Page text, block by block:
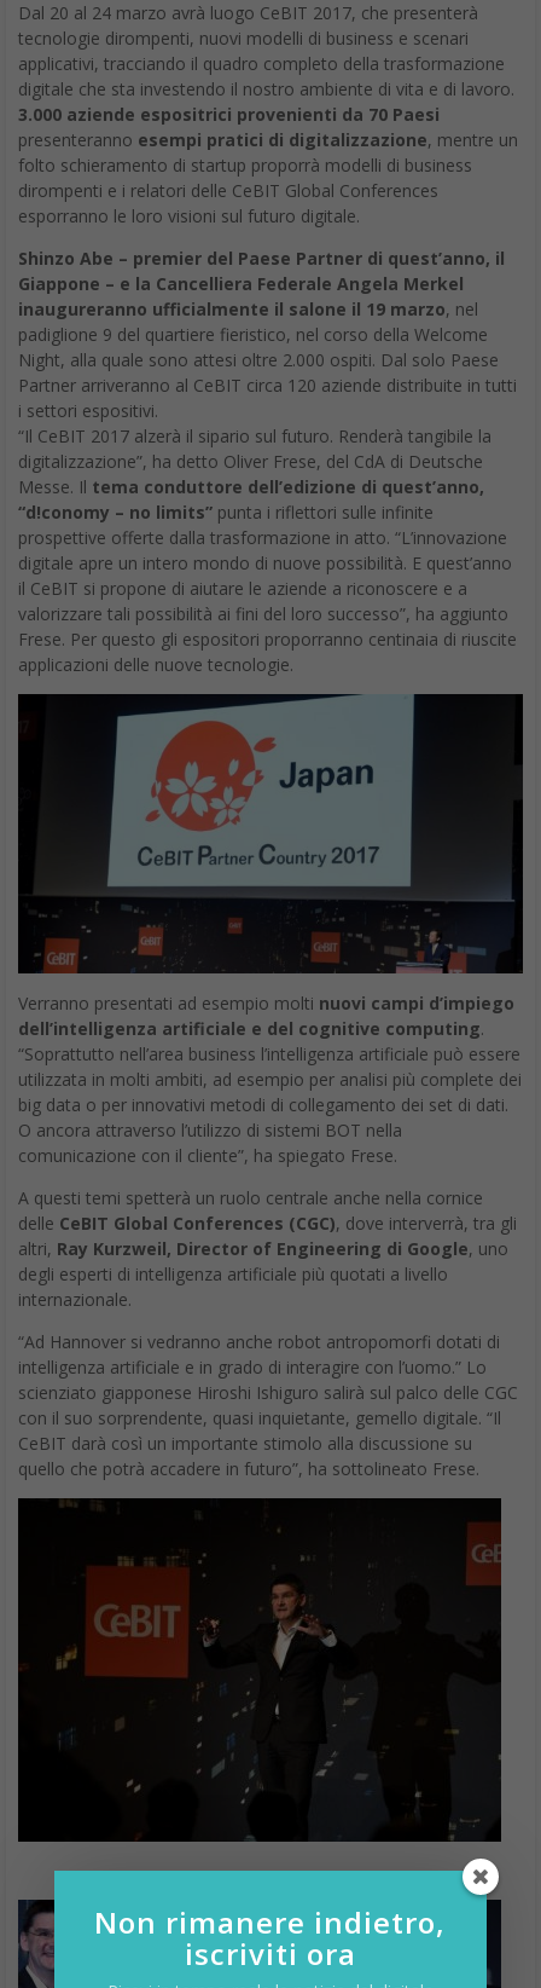
Dal 20 al 24 marzo avrà luogo CeBIT 2017, che presenterà
tecnologie dirompenti, nuovi modelli di business e scenari
applicativi, tracciando il quadro completo della trasformazione
digitale che sta investendo il nostro ambiente di vita e di lavoro.
3.000 aziende espositrici provenienti da 70 Paesi
presenteranno esempi pratici di digitalizzazione, mentre un
folto schieramento di startup proporrà modelli di business
dirompenti e i relatori delle CeBIT Global Conferences
esporranno le loro visioni sul futuro digitale.
Shinzo Abe – premier del Paese Partner di quest’anno, il
Giappone – e la Cancelliera Federale Angela Merkel
inaugureranno ufficialmente il salone il 19 marzo, nel
padiglione 9 del quartiere fieristico, nel corso della Welcome
Night, alla quale sono attesi oltre 2.000 ospiti. Dal solo Paese
Partner arriveranno al CeBIT circa 120 aziende distribuite in tutti
i settori espositivi.
“Il CeBIT 2017 alzerà il sipario sul futuro. Renderà tangibile la
digitalizzazione”, ha detto Oliver Frese, del CdA di Deutsche
Messe. Il tema conduttore dell’edizione di quest’anno,
“d!conomy – no limits” punta i riflettori sulle infinite
prospettive offerte dalla trasformazione in atto. “L’innovazione
digitale apre un intero mondo di nuove possibilità. E quest’anno
il CeBIT si propone di aiutare le aziende a riconoscere e a
valorizzare tali possibilità ai fini del loro successo”, ha aggiunto
Frese. Per questo gli espositori proporranno centinaia di riuscite
applicazioni delle nuove tecnologie.
Verranno presentati ad esempio molti nuovi campi d’impiego
dell’intelligenza artificiale e del cognitive computing.
“Soprattutto nell’area business l’intelligenza artificiale può essere
utilizzata in molti ambiti, ad esempio per analisi più complete dei
big data o per innovativi metodi di collegamento dei set di dati.
O ancora attraverso l’utilizzo di sistemi BOT nella
comunicazione con il cliente”, ha spiegato Frese.
A questi temi spetterà un ruolo centrale anche nella cornice
delle CeBIT Global Conferences (CGC), dove interverrà, tra gli
altri, Ray Kurzweil, Director of Engineering di Google, uno
degli esperti di intelligenza artificiale più quotati a livello
internazionale.
“Ad Hannover si vedranno anche robot antropomorfi dotati di
intelligenza artificiale e in grado di interagire con l’uomo.” Lo
scienziato giapponese Hiroshi Ishiguro salirà sul palco delle CGC
con il suo sorprendente, quasi inquietante, gemello digitale. “Il
CeBIT darà così un importante stimolo alla discussione su
quello che potrà accadere in futuro”, ha sottolineato Frese.
Non rimanere indietro,
iscriviti ora